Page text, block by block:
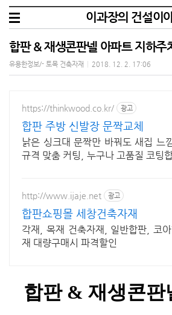
이과장의 건설이
합판 & 재생콘판넬 아파트 지하주
유용한정보/- 토목 건축자재 2018. 12. 2. 17:06
https://thinkwood.co.kr/ 광고
합판 주방 신발장 문짝교체
낡은 싱크대 문짝만 바꿔도 새집 느
규격 맞춤 커팅, 누구나 고품질 코팅
http://www.ijaje.net 광고
합판쇼핑몰 세창건축자재
각재, 목재 건축자재, 일반합판, 코
재 대량구매시 파격할인
합판 & 재생콘판